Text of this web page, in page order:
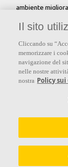
ambiente
Scarica le
Il sito
Cliccando su
memorizzare i
navigazione del
nelle nostre
nostra Policy sui